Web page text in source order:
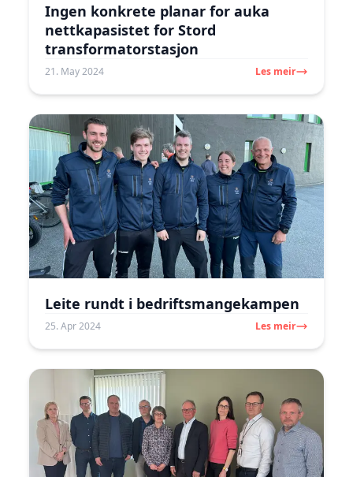
Ingen konkrete planar for auka
nettkapasistet for Stord
transformatorstasjon
21. May 2024 Les meir
Leite rundt i bedriftsmangekampen
25. Apr 2024 Les meir